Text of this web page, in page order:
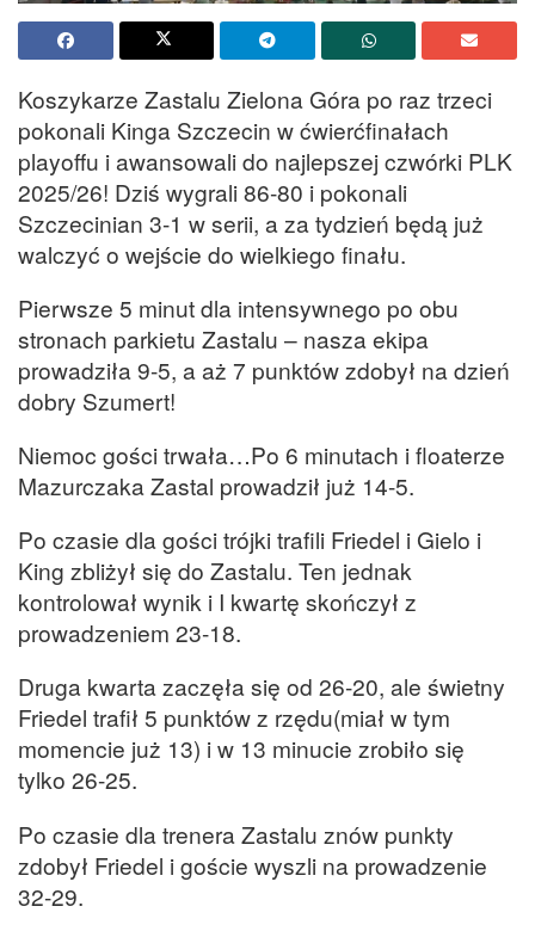
Koszykarze Zastalu Zielona Góra po raz trzeci
pokonali Kinga Szczecin w ćwierćfinałach
playoffu i awansowali do najlepszej czwórki PLK
2025/26! Dziś wygrali 86-80 i pokonali
Szczecinian 3-1 w serii, a za tydzień będą już
walczyć o wejście do wielkiego finału.
Pierwsze 5 minut dla intensywnego po obu
stronach parkietu Zastalu – nasza ekipa
prowadziła 9-5, a aż 7 punktów zdobył na dzień
dobry Szumert!
Niemoc gości trwała…Po 6 minutach i floaterze
Mazurczaka Zastal prowadził już 14-5.
Po czasie dla gości trójki trafili Friedel i Gielo i
King zbliżył się do Zastalu. Ten jednak
kontrolował wynik i I kwartę skończył z
prowadzeniem 23-18.
Druga kwarta zaczęła się od 26-20, ale świetny
Friedel trafił 5 punktów z rzędu(miał w tym
momencie już 13) i w 13 minucie zrobiło się
tylko 26-25.
Po czasie dla trenera Zastalu znów punkty
zdobył Friedel i goście wyszli na prowadzenie
32-29.